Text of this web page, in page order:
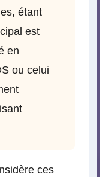
étant
est
en
ou celui
ces